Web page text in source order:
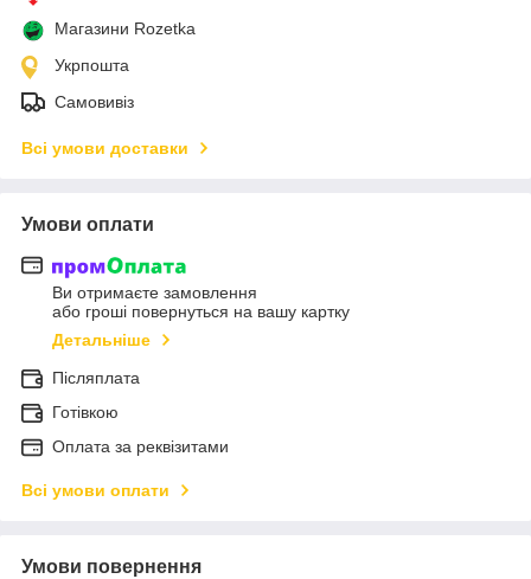
Магазини Rozetka
Укрпошта
Самовивіз
Всі умови доставки
Умови оплати
Ви отримаєте замовлення
або гроші повернуться на вашу картку
Детальніше
Післяплата
Готівкою
Оплата за реквізитами
Всі умови оплати
Умови повернення